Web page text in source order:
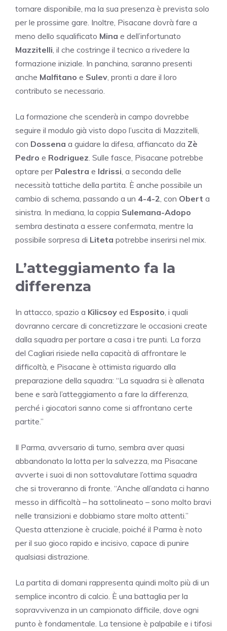
tornare disponibile, ma la sua presenza è prevista solo
per le prossime gare. Inoltre, Pisacane dovrà fare a
meno dello squalificato Mina e dell’infortunato
Mazzitelli , il che costringe il tecnico a rivedere la
formazione iniziale. In panchina, saranno presenti
anche Malfitano e Sulev , pronti a dare il loro
contributo se necessario.
La formazione che scenderà in campo dovrebbe
seguire il modulo già visto dopo l’uscita di Mazzitelli,
con Dossena a guidare la difesa, affiancato da Zè
Pedro e Rodriguez . Sulle fasce, Pisacane potrebbe
optare per Palestra e Idrissi , a seconda delle
necessità tattiche della partita. È anche possibile un
cambio di schema, passando a un 4-4-2 , con Obert a
sinistra. In mediana, la coppia Sulemana-Adopo
sembra destinata a essere confermata, mentre la
possibile sorpresa di Liteta potrebbe inserirsi nel mix.
L’atteggiamento fa la
differenza
In attacco, spazio a Kilicsoy ed Esposito , i quali
dovranno cercare di concretizzare le occasioni create
dalla squadra per portare a casa i tre punti. La forza
del Cagliari risiede nella capacità di affrontare le
difficoltà, e Pisacane è ottimista riguardo alla
preparazione della squadra: “La squadra si è allenata
bene e sarà l’atteggiamento a fare la differenza,
perché i giocatori sanno come si affrontano certe
partite.”
Il Parma, avversario di turno, sembra aver quasi
abbandonato la lotta per la salvezza, ma Pisacane
avverte i suoi di non sottovalutare l’ottima squadra
che si troveranno di fronte. “Anche all’andata ci hanno
messo in difficoltà – ha sottolineato – sono molto bravi
nelle transizioni e dobbiamo stare molto attenti.”
Questa attenzione è cruciale, poiché il Parma è noto
per il suo gioco rapido e incisivo, capace di punire
qualsiasi distrazione.
La partita di domani rappresenta quindi molto più di un
semplice incontro di calcio. È una battaglia per la
sopravvivenza in un campionato difficile, dove ogni
punto è fondamentale. La tensione è palpabile e i tifosi